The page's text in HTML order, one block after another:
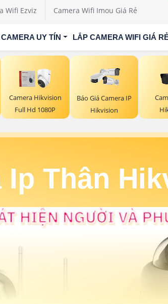
Wifi Ezviz Camera Wifi Imou Giá Rẻ
UY TÍN LẮP CAMERA WIFI GIÁ
Camera Hikvision
Full Hd 1080P
Báo Giá Camera IP
Hikvision
Ip Thân